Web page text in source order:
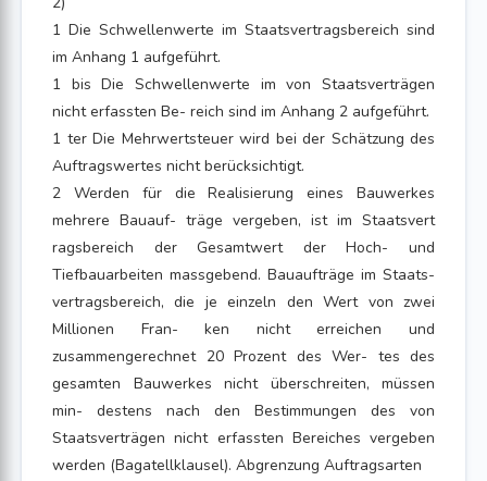
1 Die Schwellenwerte im Staatsvertragsbereich sind
im Anhang 1 aufgeführt.
1 bis Die Schwellenwerte im von Staatsverträgen
nicht erfassten Be- reich sind im Anhang 2 aufgeführt.
1 ter Die Mehrwertsteuer wird bei der Schätzung des
Auftragswertes nicht berücksichtigt.
2 Werden für die Realisierung eines Bauwerkes
mehrere Bauauf- träge vergeben, ist im Staatsvert
ragsbereich der Gesamtwert der Hoch- und
Tiefbauarbeiten massgebend. Bauaufträge im Staats-
vertragsbereich, die je einzeln den Wert von zwei
Millionen Fran- ken nicht erreichen und
zusammengerechnet 20 Prozent des Wer- tes des
gesamten Bauwerkes nicht überschreiten, müssen
min- destens nach den Bestimmungen des von
Staatsverträgen nicht erfassten Bereiches vergeben
werden (Bagatellklausel). Abgrenzung Auftragsarten